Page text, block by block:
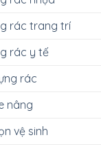
rác trang trí
rác y tế
rác
nâng
vệ sinh